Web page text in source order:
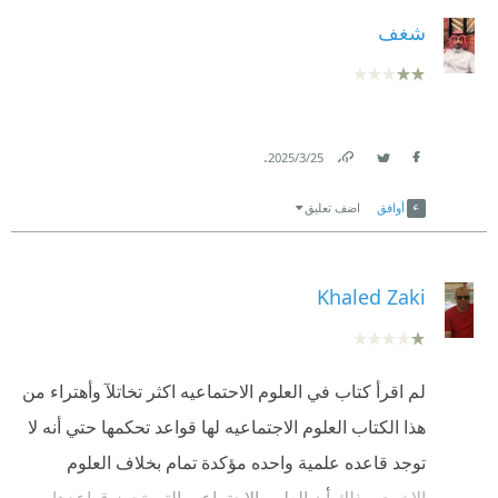
شغف
25‏/3‏/2025
.
أوافق اضف تعليق
Khaled Zaki
لم اقرأ كتاب في العلوم الاحتماعيه اكثر تخاتلآ وأهتراء من
هذا الكتاب العلوم الاجتماعيه لها قواعد تحكمها حتي أنه لا
توجد قاعده علمية واحده مؤكدة تمام بخلاف العلوم